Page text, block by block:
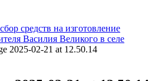
средств на изготовление
Василия Великого в селе
2025-02-21 at 12.50.14